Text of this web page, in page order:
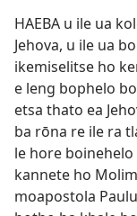
HAEBA u ile ua
Jehova, u ile ua
ikemiselitse ho
e leng bophelo
etsa thato ea
ba rōna re ile ra
le hore
kannete ho
moapostola